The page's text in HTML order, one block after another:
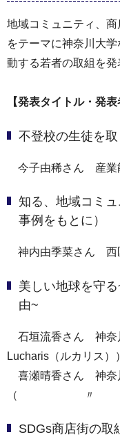
地域コミュニティ、
をテーマに神奈川大
動する若者の取組を発
【発表タイトル・発表
不登校の生徒を
今子由稀さん 産業
知る、地域コミ
事例をもとに）
神内由季菜さん 西
美しい地球を守
由~
石垣流香さん 神奈
Lucharis（ルカリス））
喜瀬晴香さん 神奈
（
SDGs商店街の取